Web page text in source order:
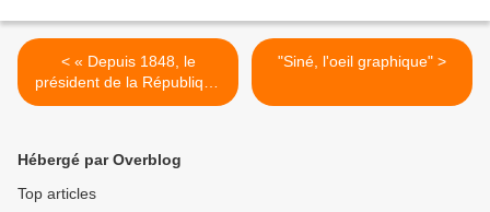
< « Depuis 1848, le
président de la République
face à la caricature » : expo
"Siné, l'oeil graphique" >
Hébergé par Overblog
Top articles